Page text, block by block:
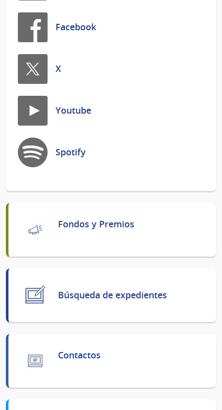
Facebook
X
Youtube
Spotify
Fondos y Premios
Búsqueda de expedientes
Contactos